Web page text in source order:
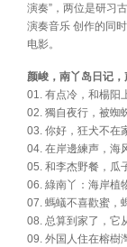
演奏”，两位是研习
演奏音乐 创作的同
电影。
颜峻，南丫岛日记
01. 有点冷，和楊阳
02. 獨自夜行，被蜘
03. 你好，狂犬不在
04. 在岸邊練声，海
05. 和李杰野餐，瓜
06. 綠南丫：海岸植
07. 螞蟻不喜歡蜜，
08. 总算到家了，它
09. 外国人住在榕樹